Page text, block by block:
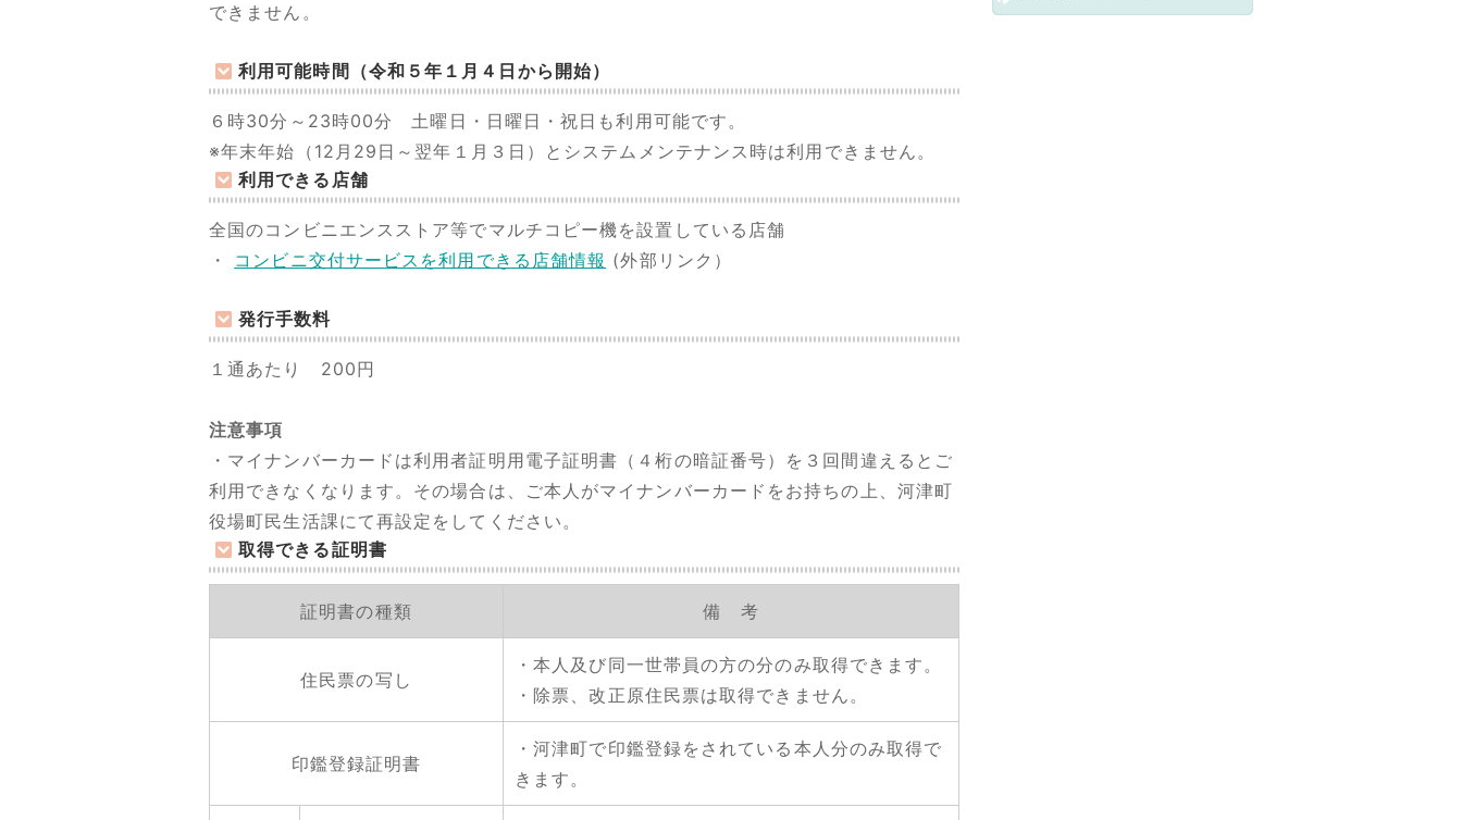
できません。
利用可能時間（令和５年１月４日から開始）
６時30分～23時00分 土曜日・日曜日・祝日も利用可能です。
※年末年始（12月29日～翌年１月３日）とシステムメンテナンス時は利用できません。
利用できる店舗
全国のコンビニエンスストア等でマルチコピー機を設置している店舗
・ コンビニ交付サービスを利用できる店舗情報 (外部リンク）
発行手数料
１通あたり 200円
注意事項
・マイナンバーカードは利用者証明用電子証明書（４桁の暗証番号）を３回間違えるとご
利用できなくなります。その場合は、ご本人がマイナンバーカードをお持ちの上、河津町
役場町民生活課にて再設定をしてください。
取得できる証明書
証明書の種類 備 考
住民票の写し
・本人及び同一世帯員の方の分のみ取得できます。
・除票、改正原住民票は取得できません。
印鑑登録証明書
・河津町で印鑑登録をされている本人分のみ取得で
きます。